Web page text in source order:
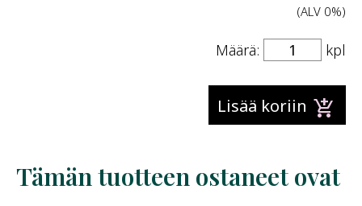
(ALV 0%)
Määrä: kpl
Lisää koriin add_shopping_cart
Tämän tuotteen ostaneet ovat